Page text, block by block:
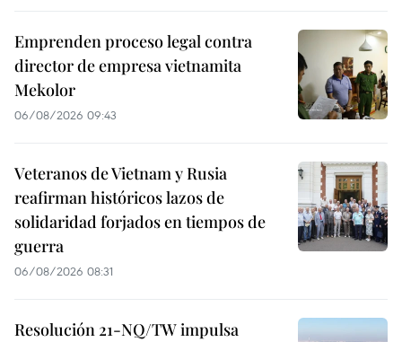
Emprenden proceso legal contra
director de empresa vietnamita
Mekolor
06/08/2026 09:43
Veteranos de Vietnam y Rusia
reafirman históricos lazos de
solidaridad forjados en tiempos de
guerra
06/08/2026 08:31
Resolución 21-NQ/TW impulsa